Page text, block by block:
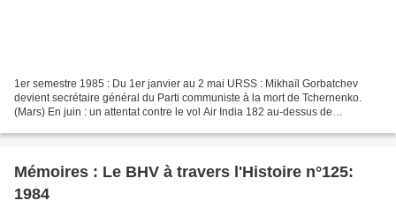
1er semestre 1985 : Du 1er janvier au 2 mai URSS : Mikhaïl Gorbatchev
devient secrétaire général du Parti communiste à la mort de Tchernenko.
(Mars) En juin : un attentat contre le vol Air India 182 au-dessus de
Mémoires : Le BHV à travers l'Histoire n°125:
1984